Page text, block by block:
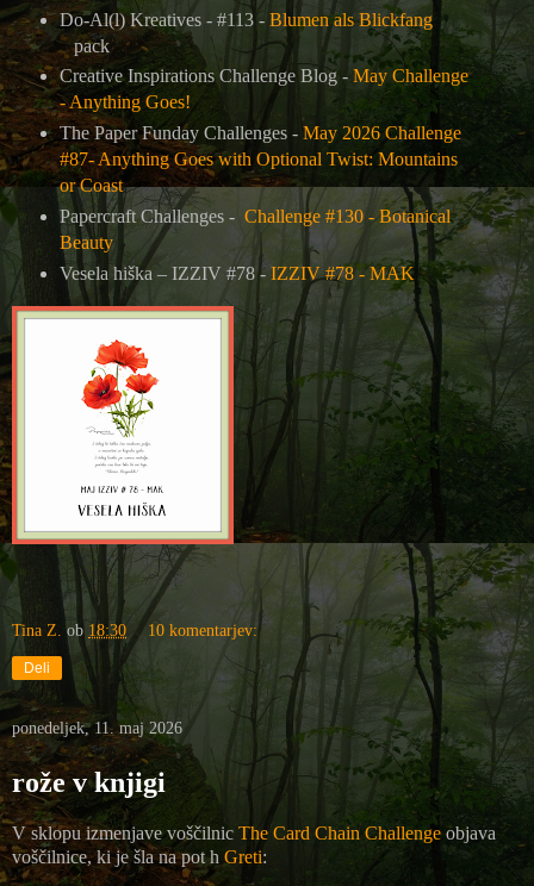
Do-Al(l) Kreatives - #113 - Blumen als Blickfang
pack
Creative Inspirations Challenge Blog - May Challenge
- Anything Goes!
The Paper Funday Challenges - May 2026 Challenge
#87- Anything Goes with Optional Twist: Mountains
or Coast
Papercraft Challenges - Challenge #130 - Botanical
Beauty
Vesela hiška – IZZIV #78 -IZZIV #78 - MAK
Tina Z. ob 18:30 10 komentarjev:
Deli
ponedeljek, 11. maj 2026
rože v knjigi
V sklopu izmenjave voščilnic The Card Chain Challenge objava
voščilnice, ki je šla na pot h Greti: